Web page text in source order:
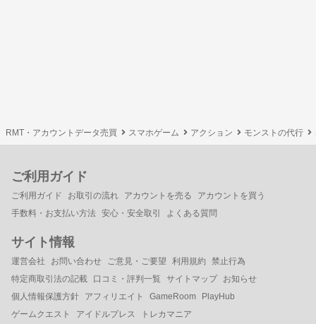
RMT・アカウントデータ売買 スマホゲーム アクション モンストの代行
ご利用ガイド
ご利用ガイド お取引の流れ アカウントを売る
アカウントを買う
手数料・お支払い方法 安心・安全取引 よくある質問
サイト情報
運営会社 お問い合わせ ご意見・ご要望 利用規約
禁止行為
特定商取引法の記載
口コミ・評判一覧 サイトマップ
お知らせ
個人情報保護方針
アフィリエイト GameRoom
PlayHub
ゲームクエスト
アイドルプレス トレカマニア